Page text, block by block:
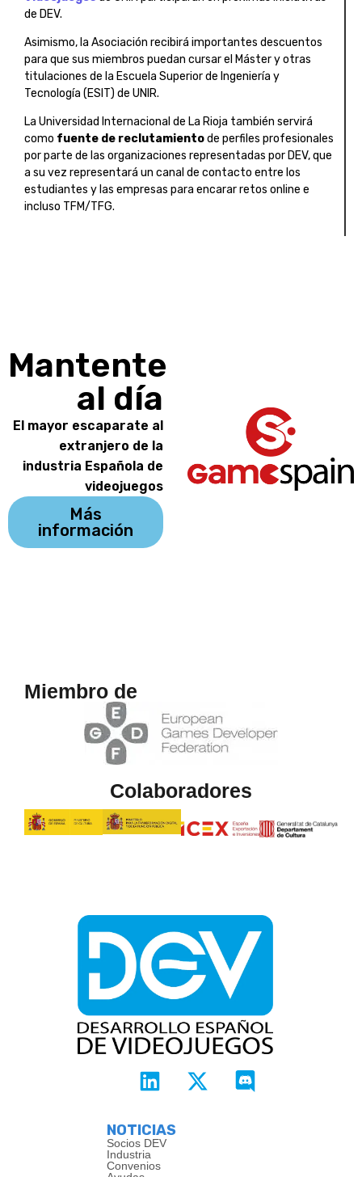
de DEV.
Asimismo, la Asociación recibirá importantes descuentos
para que sus miembros puedan cursar el Máster y otras
titulaciones de la Escuela Superior de Ingeniería y
Tecnología (ESIT) de UNIR.
La Universidad Internacional de La Rioja también servirá
como fuente de reclutamientode perfiles profesionales
por parte de las organizaciones representadas por DEV, que
a su vez representará un canal de contacto entre los
estudiantes y las empresas para encarar retos online e
incluso TFM/TFG.
Mantente
al día
El mayor escaparate al
extranjero de la
industria Española de
videojuegos
Más
información
Miembro de
Colaboradores
NOTICIAS
Socios DEV
Industria
Convenios